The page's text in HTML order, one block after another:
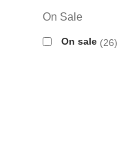
On Sale
On sale 26